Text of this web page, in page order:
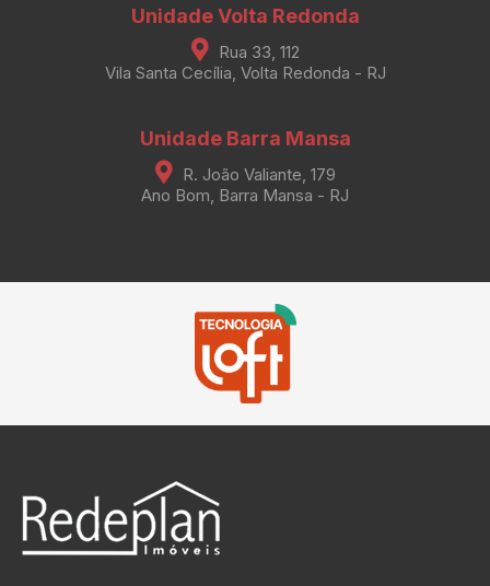
Unidade Volta Redonda
Rua 33, 112
Vila Santa Cecília, Volta Redonda - RJ
Unidade Barra Mansa
R. João Valiante, 179
Ano Bom, Barra Mansa - RJ